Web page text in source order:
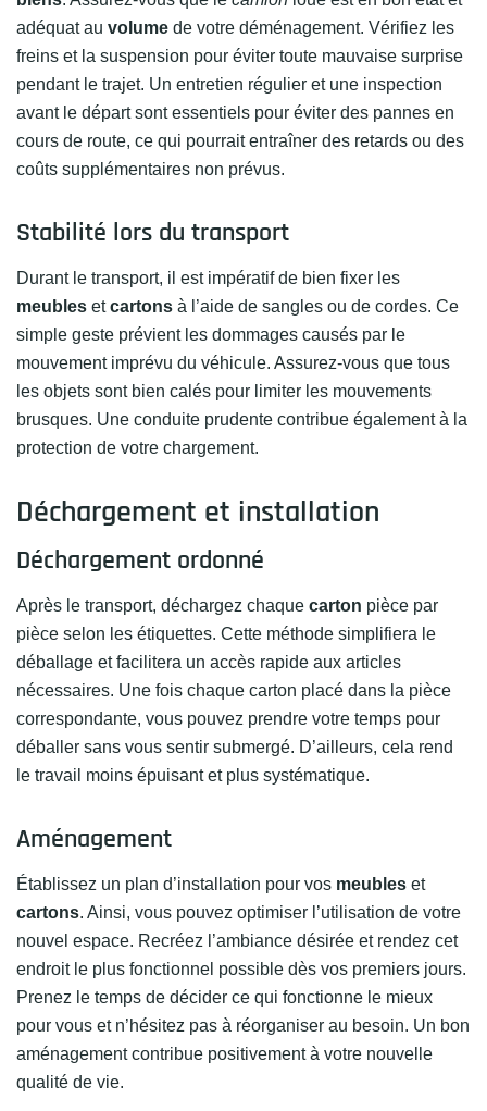
adéquat au volume de votre déménagement. Vérifiez les
freins et la suspension pour éviter toute mauvaise surprise
pendant le trajet. Un entretien régulier et une inspection
avant le départ sont essentiels pour éviter des pannes en
cours de route, ce qui pourrait entraîner des retards ou des
coûts supplémentaires non prévus.
Stabilité lors du transport
Durant le transport, il est impératif de bien fixer les
meubles etcartons à l’aide de sangles ou de cordes. Ce
simple geste prévient les dommages causés par le
mouvement imprévu du véhicule. Assurez-vous que tous
les objets sont bien calés pour limiter les mouvements
brusques. Une conduite prudente contribue également à la
protection de votre chargement.
Déchargement et installation
Déchargement ordonné
Après le transport, déchargez chaque carton pièce par
pièce selon les étiquettes. Cette méthode simplifiera le
déballage et facilitera un accès rapide aux articles
nécessaires. Une fois chaque carton placé dans la pièce
correspondante, vous pouvez prendre votre temps pour
déballer sans vous sentir submergé. D’ailleurs, cela rend
le travail moins épuisant et plus systématique.
Aménagement
Établissez un plan d’installation pour vos meubles et
cartons. Ainsi, vous pouvez optimiser l’utilisation de votre
nouvel espace. Recréez l’ambiance désirée et rendez cet
endroit le plus fonctionnel possible dès vos premiers jours.
Prenez le temps de décider ce qui fonctionne le mieux
pour vous et n’hésitez pas à réorganiser au besoin. Un bon
aménagement contribue positivement à votre nouvelle
qualité de vie.